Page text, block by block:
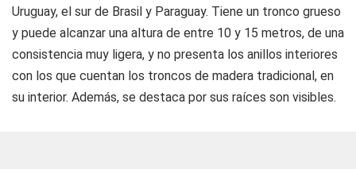
Uruguay, el sur de Brasil y Paraguay. Tiene un tronco grueso
y puede alcanzar una altura de entre 10 y 15 metros, de una
consistencia muy ligera, y no presenta los anillos interiores
con los que cuentan los troncos de madera tradicional, en
su interior. Además, se destaca por sus raíces son visibles.